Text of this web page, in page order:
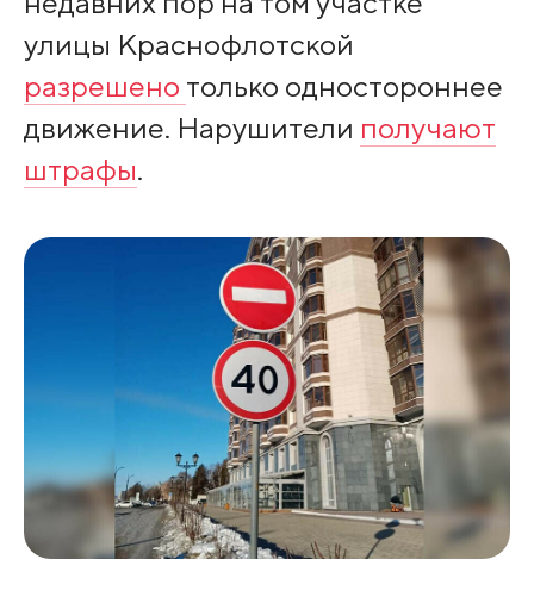
улицы Краснофлотской
разрешено только одностороннее
движение. Нарушители получают
штрафы.